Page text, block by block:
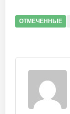
ОТМЕЧЕННЫЕ